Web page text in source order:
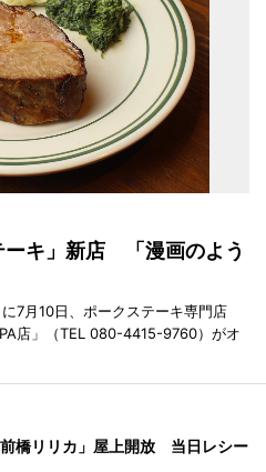
ーキ」新店 「漫画のよう
7月10日、ポークステーキ専門店
店」（TEL 080-4415-9760）がオ
橋リリカ」屋上開放 当日レシー